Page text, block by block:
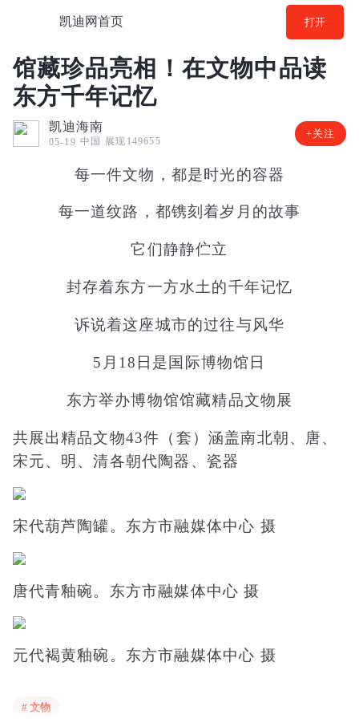
凯迪网首页 打开
馆藏珍品亮相！在文物中品读
东方千年记忆
凯迪海南
05-19 中国 展现149655
+关注
每一件文物，都是时光的容器
每一道纹路，都镌刻着岁月的故事
它们静静伫立
封存着东方一方水土的千年记忆
诉说着这座城市的过往与风华
5月18日是国际博物馆日
东方举办博物馆馆藏精品文物展
共展出精品文物43件（套）涵盖南北朝、唐、
宋元、明、清各朝代陶器、瓷器
宋代葫芦陶罐。东方市融媒体中心 摄
唐代青釉碗。东方市融媒体中心 摄
元代褐黄釉碗。东方市融媒体中心 摄
# 文物